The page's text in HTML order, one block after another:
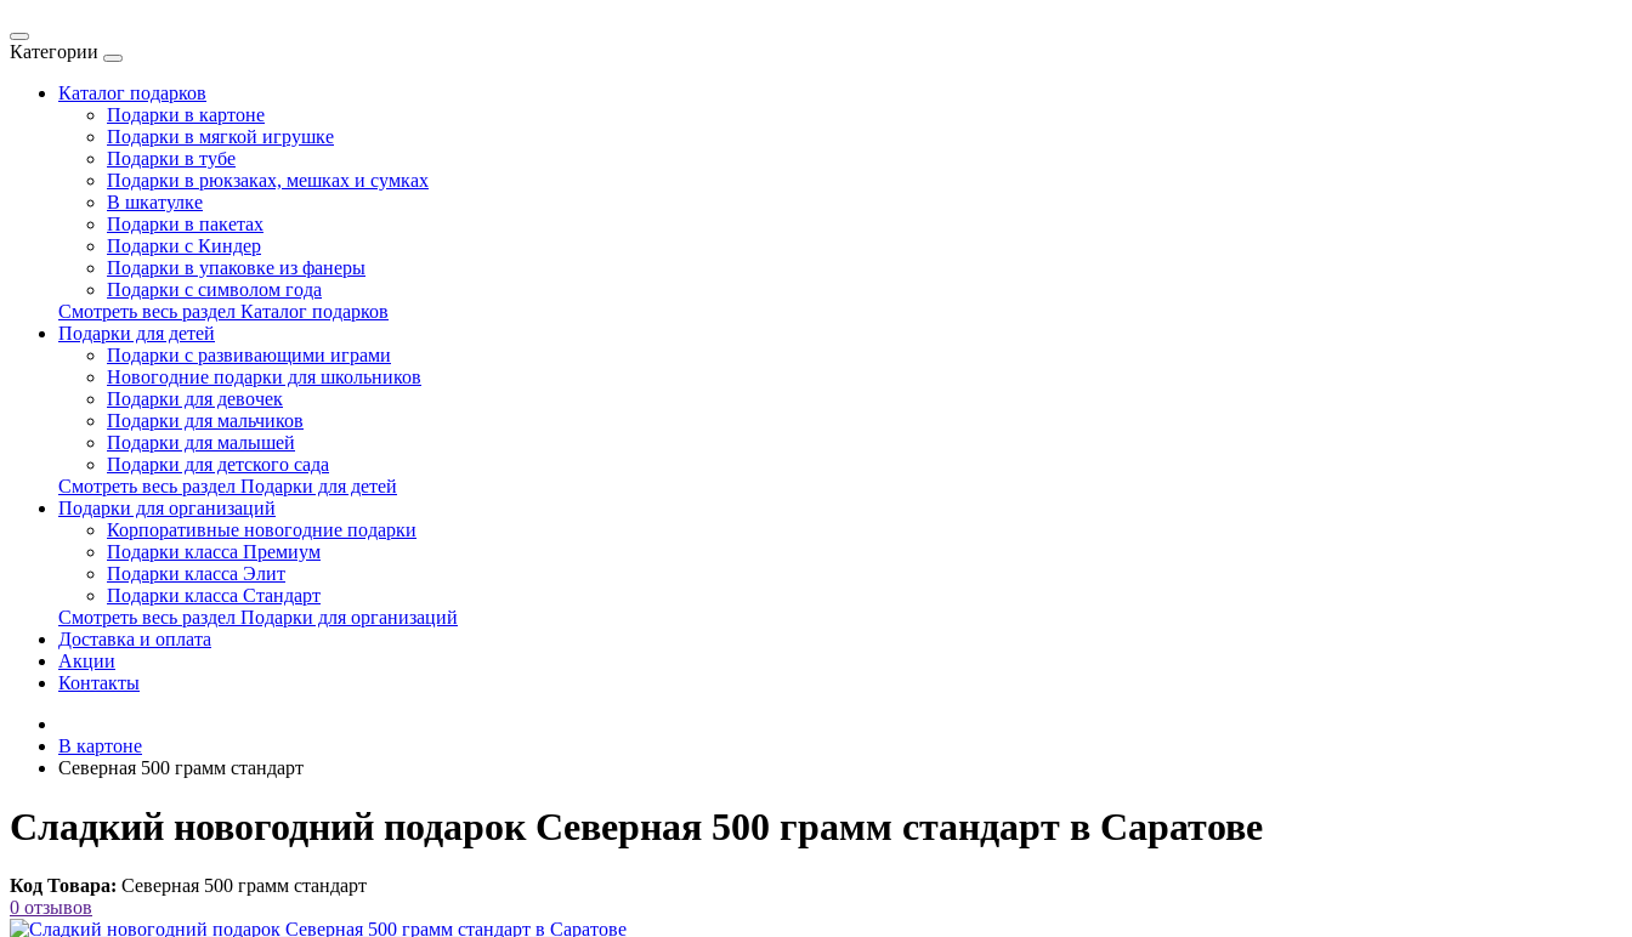
Категории
Каталог подарков
Подарки в картоне
Подарки в мягкой игрушке
Подарки в тубе
Подарки в рюкзаках, мешках и сумках
В шкатулке
Подарки в пакетах
Подарки с Киндер
Подарки в упаковке из фанеры
Подарки с символом года
Смотреть весь раздел Каталог подарков
Подарки для детей
Подарки с развивающими играми
Новогодние подарки для школьников
Подарки для девочек
Подарки для мальчиков
Подарки для малышей
Подарки для детского сада
Смотреть весь раздел Подарки для детей
Подарки для организаций
Корпоративные новогодние подарки
Подарки класса Премиум
Подарки класса Элит
Подарки класса Стандарт
Смотреть весь раздел Подарки для организаций
Доставка и оплата
Акции
Контакты
В картоне
Северная 500 грамм стандарт
Сладкий новогодний подарок Северная 500 грамм стандарт в Саратове
Код Товара: Северная 500 грамм стандарт
0 отзывов